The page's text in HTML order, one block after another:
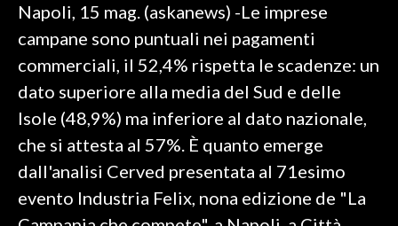
CALCIO REGIONALE
BASKET
VOLLEY
MOTORI
TENNIS
ALTRI SPORT
CULTURA
Napoli, 15 mag. (askanews) -Le imprese
campane sono puntuali nei pagamenti
commerciali, il 52,4% rispetta le scadenze: un
dato superiore alla media del Sud e delle
Isole (48,9%) ma inferiore al dato nazionale,
che si attesta al 57%. È quanto emerge
dall'analisi Cerved presentata al 71esimo
evento Industria Felix, nona edizione de "La